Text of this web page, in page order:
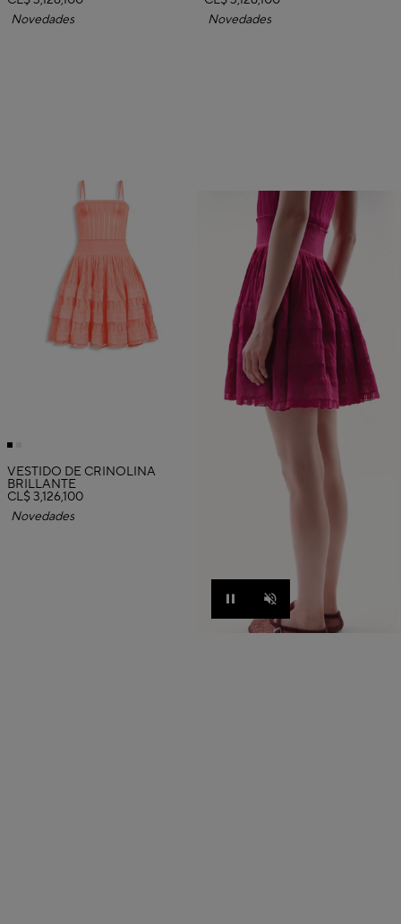
Novedades
Novedades
VESTIDO DE CRINOLINA
BRILLANTE
CL$ 3,126,100
Novedades
Pause Unmute